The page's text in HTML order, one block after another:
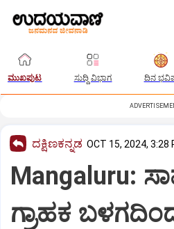
ಮುಖಪುಟ ಸುದ್ದಿ ವಿಭಾಗ ದಿನ
ದಕ್ಷಿಣಕನ್ನಡ OCT 15, 2024, 3:28
Mangaluru:
ಗ್ರಾಹಕ